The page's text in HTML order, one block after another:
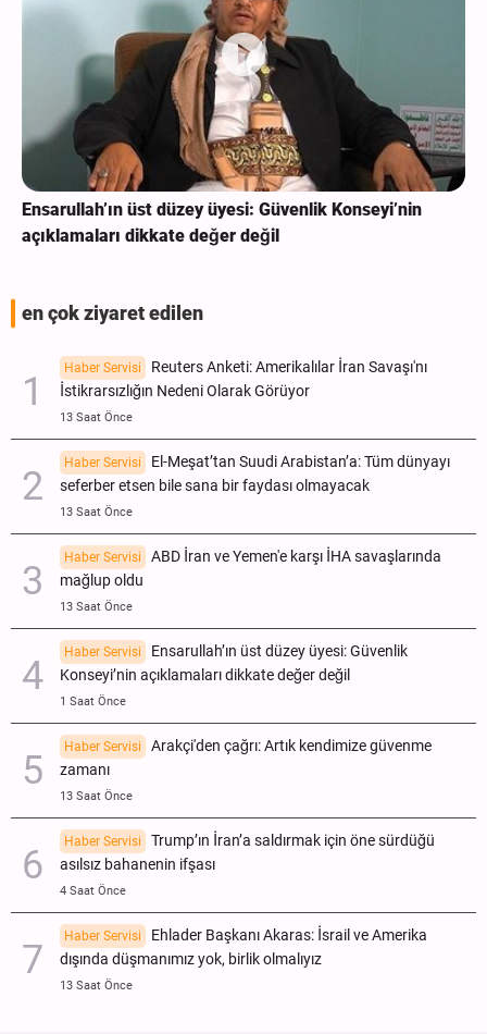
Ensarullah’ın üst düzey üyesi: Güvenlik Konseyi’nin
açıklamaları dikkate değer değil
en çok ziyaret edilen
Haber Servisi
Reuters Anketi: Amerikalılar İran Savaşı'nı
İstikrarsızlığın Nedeni Olarak Görüyor
13 Saat Önce
Haber Servisi
El-Meşat’tan Suudi Arabistan’a: Tüm dünyayı
seferber etsen bile sana bir faydası olmayacak
13 Saat Önce
Haber Servisi
ABD İran ve Yemen'e karşı İHA savaşlarında
mağlup oldu
13 Saat Önce
Haber Servisi
Ensarullah’ın üst düzey üyesi: Güvenlik
Konseyi’nin açıklamaları dikkate değer değil
1 Saat Önce
Haber Servisi
Arakçi'den çağrı: Artık kendimize güvenme
zamanı
13 Saat Önce
Haber Servisi
Trump’ın İran’a saldırmak için öne sürdüğü
asılsız bahanenin ifşası
4 Saat Önce
Haber Servisi
Ehlader Başkanı Akaras: İsrail ve Amerika
dışında düşmanımız yok, birlik olmalıyız
13 Saat Önce